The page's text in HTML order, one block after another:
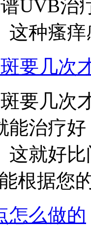
UVB治
这种瘙痒
要几次
要几次
能治疗
这就好
根据您
怎么做的